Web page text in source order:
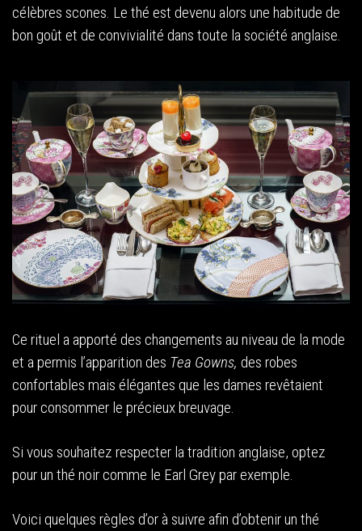
célèbres scones. Le thé est devenu alors une habitude de
bon goût et de convivialité dans toute la société anglaise.
Ce rituel a apporté des changements au niveau de la mode
et a permis l’apparition des Tea Gowns, des robes
confortables mais élégantes que les dames revêtaient
pour consommer le précieux breuvage.
Si vous souhaitez respecter la tradition anglaise, optez
pour un thé noir comme le Earl Grey par exemple.
Voici quelques règles d’or à suivre afin d’obtenir un thé